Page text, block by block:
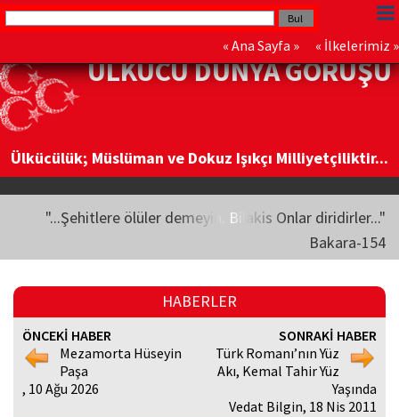
« Ana Sayfa » « İlkelerimiz »
ÜLKÜCÜ DÜNYA GÖRÜŞÜ
Ülkücülük; Müslüman ve Dokuz Işıkçı Milliyetçiliktir...
"...Şehitlere ölüler demeyin. Bilakis Onlar diridirler..."
Bakara-154
HABERLER
ÖNCEKİ HABER
Mezamorta Hüseyin
Paşa
, 10 Ağu 2026
SONRAKİ HABER
Türk Romanı’nın Yüz
Akı, Kemal Tahir Yüz
Yaşında
Vedat Bilgin, 18 Nis 2011